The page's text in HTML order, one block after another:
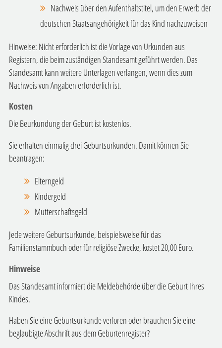
Nachweis über den Aufenthaltstitel, um den Erwerb der
deutschen Staatsangehörigkeit für das Kind nachzuweisen
Hinweise: Nicht erforderlich ist die Vorlage von Urkunden aus
Registern, die beim zuständigen Standesamt geführt werden. Das
Standesamt kann weitere Unterlagen verlangen, wenn dies zum
Nachweis von Angaben erforderlich ist.
Kosten
Die Beurkundung der Geburt ist kostenlos.
Sie erhalten einmalig drei Geburtsurkunden. Damit können Sie
beantragen:
Elterngeld
Kindergeld
Mutterschaftsgeld
Jede weitere Geburtsurkunde, beispielsweise für das
Familienstammbuch oder für religiöse Zwecke, kostet 20,00 Euro.
Hinweise
Das Standesamt informiert die Meldebehörde über die Geburt Ihres
Kindes.
Haben Sie eine Geburtsurkunde verloren oder brauchen Sie eine
beglaubigte Abschrift aus dem Geburtenregister?